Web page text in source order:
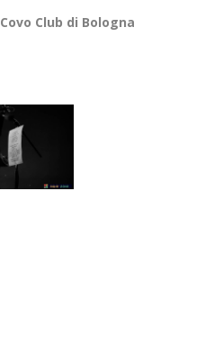
Covo Club di Bologna